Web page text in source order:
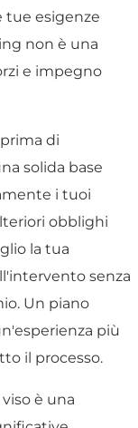
tue esigenze
non è una
e impegno
di
solida base
i tuoi
obblighi
la tua
senza
Un piano
più
il processo.
è una